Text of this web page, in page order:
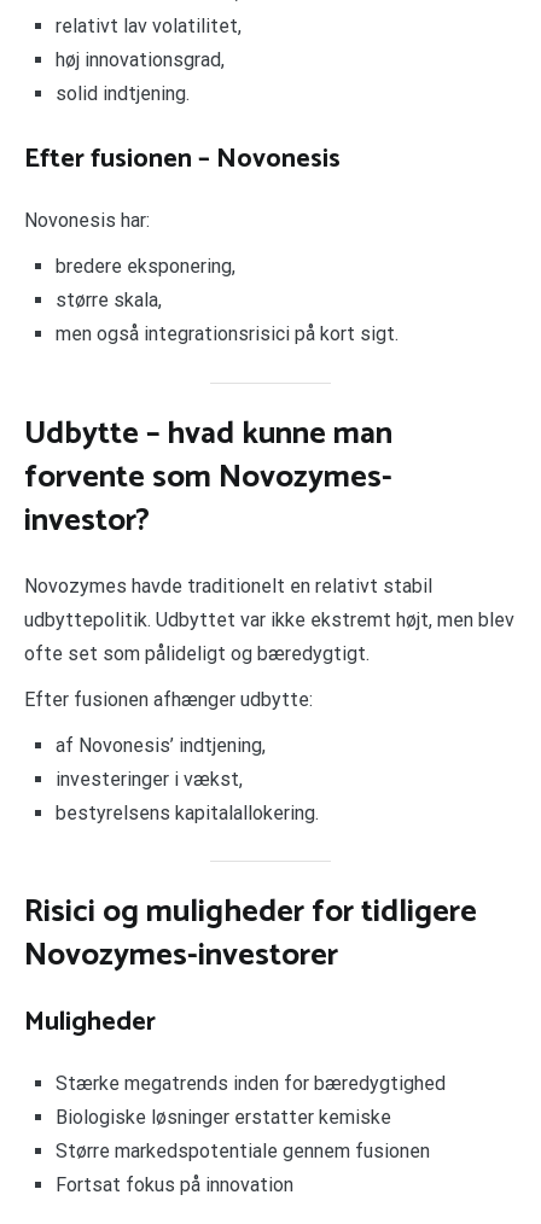
relativt lav volatilitet,
høj innovationsgrad,
solid indtjening.
Efter fusionen – Novonesis
Novonesis har:
bredere eksponering,
større skala,
men også integrationsrisici på kort sigt.
Udbytte – hvad kunne man
forvente som Novozymes-
investor?
Novozymes havde traditionelt en relativt stabil
udbyttepolitik. Udbyttet var ikke ekstremt højt, men blev
ofte set som pålideligt og bæredygtigt.
Efter fusionen afhænger udbytte:
af Novonesis’ indtjening,
investeringer i vækst,
bestyrelsens kapitalallokering.
Risici og muligheder for tidligere
Novozymes-investorer
Muligheder
Stærke megatrends inden for bæredygtighed
Biologiske løsninger erstatter kemiske
Større markedspotentiale gennem fusionen
Fortsat fokus på innovation